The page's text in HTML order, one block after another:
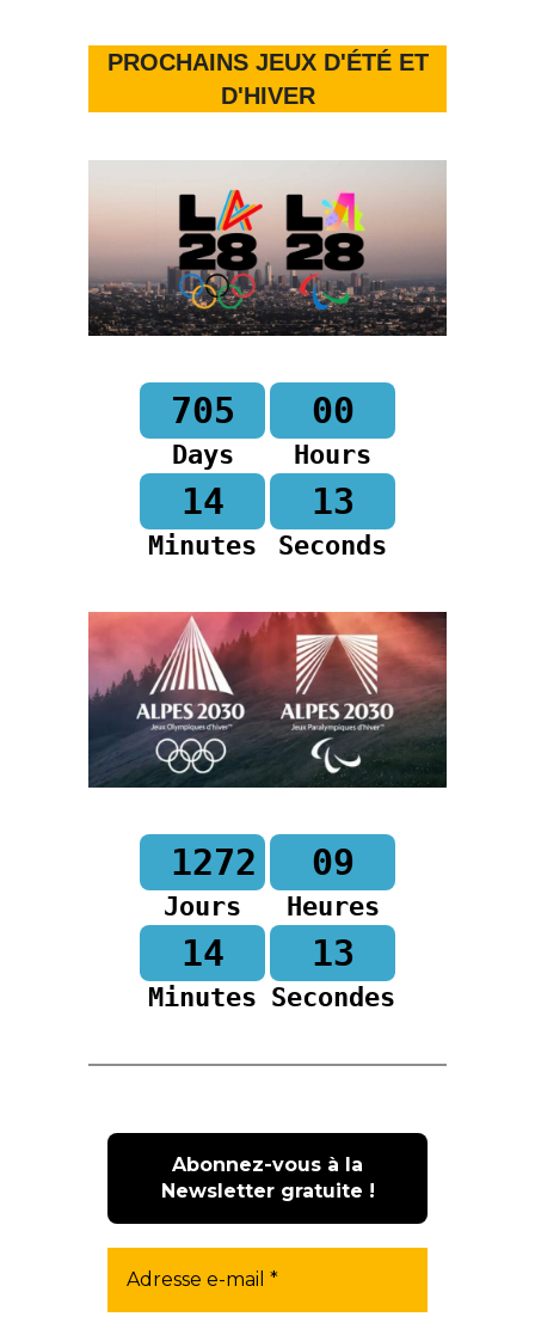
PROCHAINS JEUX D'ÉTÉ ET
D'HIVER
705
Days
00
Hours
14
Minutes
12
Seconds
1272
Jours
09
Heures
14
Minutes
12
Secondes